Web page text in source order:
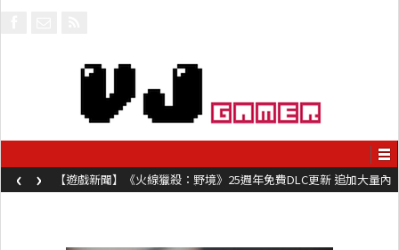
【遊戲新聞】《火線獵殺：野境》25週年免費DLC更新 追加大量內
容同時系舊作限時超平價折扣
‹ ›